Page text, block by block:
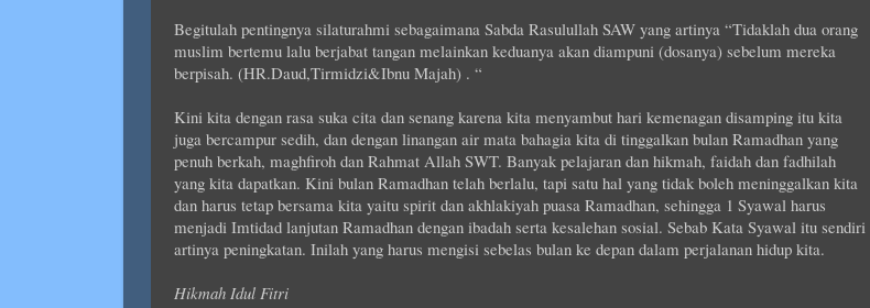
Begitulah pentingnya silaturahmi sebagaimana Sabda Rasulullah SAW yang artinya “Tidaklah dua orang
muslim bertemu lalu berjabat tangan melainkan keduanya akan diampuni (dosanya) sebelum mereka
berpisah. (HR.Daud,Tirmidzi&Ibnu Majah) . “
Kini kita dengan rasa suka cita dan senang karena kita menyambut hari kemenagan disamping itu kita
juga bercampur sedih, dan dengan linangan air mata bahagia kita di tinggalkan bulan Ramadhan yang
penuh berkah, maghfiroh dan Rahmat Allah SWT. Banyak pelajaran dan hikmah, faidah dan fadhilah
yang kita dapatkan. Kini bulan Ramadhan telah berlalu, tapi satu hal yang tidak boleh meninggalkan kita
dan harus tetap bersama kita yaitu spirit dan akhlakiyah puasa Ramadhan, sehingga 1 Syawal harus
menjadi Imtidad lanjutan Ramadhan dengan ibadah serta kesalehan sosial. Sebab Kata Syawal itu sendiri
artinya peningkatan. Inilah yang harus mengisi sebelas bulan ke depan dalam perjalanan hidup kita.
Hikmah Idul Fitri